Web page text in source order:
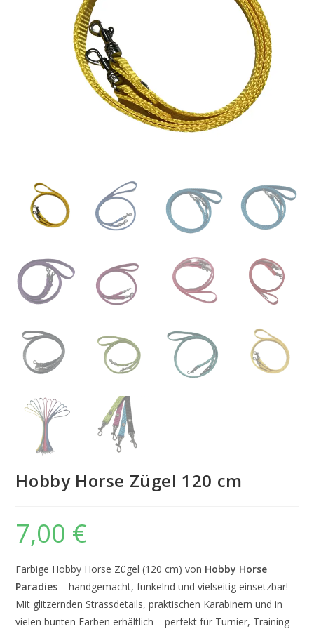
Hobby Horse Zügel 120 cm
7,00 €
Farbige Hobby Horse Zügel (120 cm) von Hobby Horse
Paradies – handgemacht, funkelnd und vielseitig einsetzbar!
Mit glitzernden Strassdetails, praktischen Karabinern und in
vielen bunten Farben erhältlich – perfekt für Turnier, Training